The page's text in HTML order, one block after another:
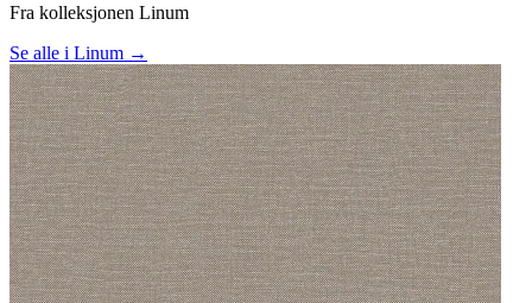
Fra kolleksjonen Linum
Se alle i Linum →